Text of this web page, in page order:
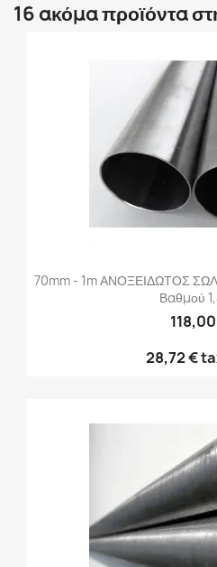
16 ακόμα προϊόντα
70mm - 1m ΑΝΟΞΕΙΔΩΤΟΣ
Βαθμού
28,72 €